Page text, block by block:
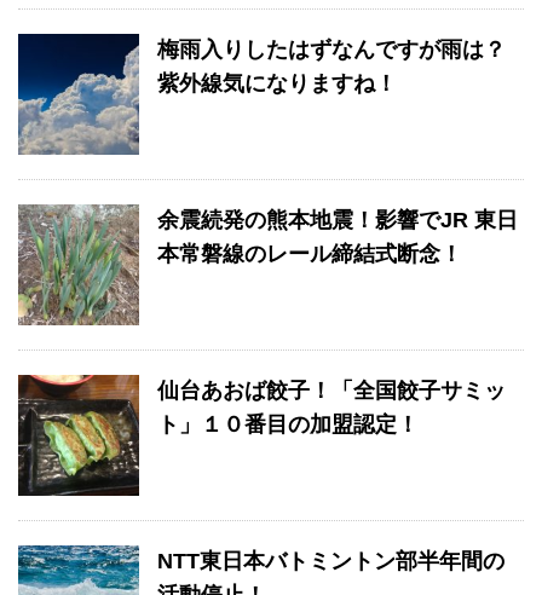
梅雨入りしたはずなんですが雨は？
紫外線気になりますね！
余震続発の熊本地震！影響でJR 東日
本常磐線のレール締結式断念！
仙台あおば餃子！「全国餃子サミッ
ト」１０番目の加盟認定！
NTT東日本バトミントン部半年間の